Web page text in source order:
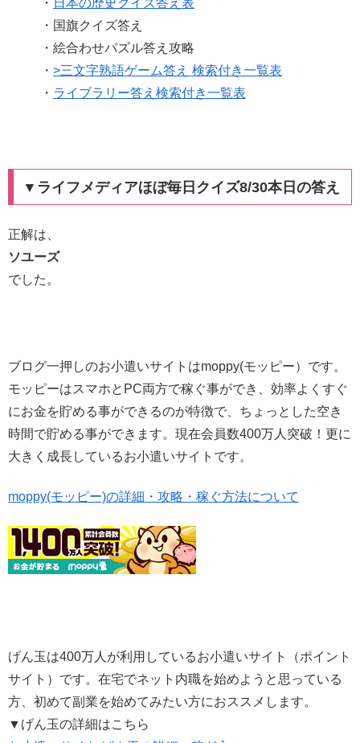
・国旗クイズ答え
・絵合わせパズル答え攻略
・ >三文字熟語ゲーム答え 検索付き一覧表
・ ライブラリー答え検索付き一覧表
▼ライフメディアほぼ毎日クイズ8/30本日の答え
正解は、
ソユーズ
でした。
ブログ一押しのお小遣いサイトはmoppy(モッピー）です。
モッピーはスマホとPC両方で稼ぐ事ができ、効率よくすぐ
にお金を貯める事ができるのが特徴で、ちょっとした空き
時間で貯める事ができます。現在会員数400万人突破！更に
大きく成長しているお小遣いサイトです。
moppy(モッピー)の詳細・攻略・稼ぐ方法について
げん玉は400万人が利用しているお小遣いサイト（ポイント
サイト）です。在宅でネット内職を始めようと思っている
方、初めて副業を始めてみたい方におススメします。
▼げん玉の詳細はこちら